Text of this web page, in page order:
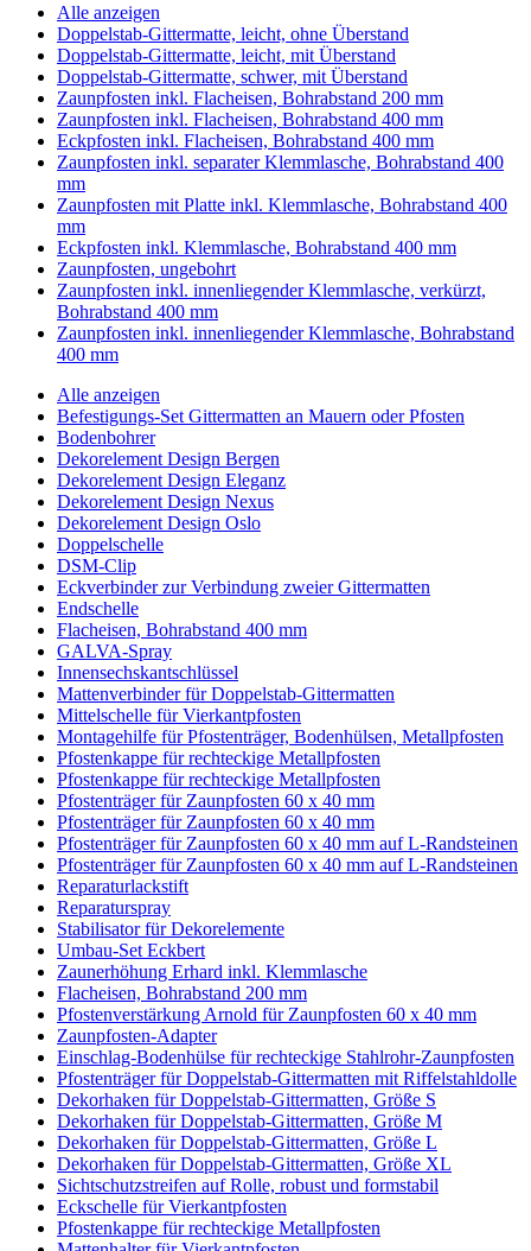
Alle anzeigen
Doppelstab-Gittermatte, leicht, ohne Überstand
Doppelstab-Gittermatte, leicht, mit Überstand
Doppelstab-Gittermatte, schwer, mit Überstand
Zaunpfosten inkl. Flacheisen, Bohrabstand 200 mm
Zaunpfosten inkl. Flacheisen, Bohrabstand 400 mm
Eckpfosten inkl. Flacheisen, Bohrabstand 400 mm
Zaunpfosten inkl. separater Klemmlasche, Bohrabstand 400
mm
Zaunpfosten mit Platte inkl. Klemmlasche, Bohrabstand 400
mm
Eckpfosten inkl. Klemmlasche, Bohrabstand 400 mm
Zaunpfosten, ungebohrt
Zaunpfosten inkl. innenliegender Klemmlasche, verkürzt,
Bohrabstand 400 mm
Zaunpfosten inkl. innenliegender Klemmlasche, Bohrabstand
400 mm
Alle anzeigen
Befestigungs-Set Gittermatten an Mauern oder Pfosten
Bodenbohrer
Dekorelement Design Bergen
Dekorelement Design Eleganz
Dekorelement Design Nexus
Dekorelement Design Oslo
Doppelschelle
DSM-Clip
Eckverbinder zur Verbindung zweier Gittermatten
Endschelle
Flacheisen, Bohrabstand 400 mm
GALVA-Spray
Innensechskantschlüssel
Mattenverbinder für Doppelstab-Gittermatten
Mittelschelle für Vierkantpfosten
Montagehilfe für Pfostenträger, Bodenhülsen, Metallpfosten
Pfostenkappe für rechteckige Metallpfosten
Pfostenkappe für rechteckige Metallpfosten
Pfostenträger für Zaunpfosten 60 x 40 mm
Pfostenträger für Zaunpfosten 60 x 40 mm
Pfostenträger für Zaunpfosten 60 x 40 mm auf L-Randsteinen
Pfostenträger für Zaunpfosten 60 x 40 mm auf L-Randsteinen
Reparaturlackstift
Reparaturspray
Stabilisator für Dekorelemente
Umbau-Set Eckbert
Zaunerhöhung Erhard inkl. Klemmlasche
Flacheisen, Bohrabstand 200 mm
Pfostenverstärkung Arnold für Zaunpfosten 60 x 40 mm
Zaunpfosten-Adapter
Einschlag-Bodenhülse für rechteckige Stahlrohr-Zaunpfosten
Pfostenträger für Doppelstab-Gittermatten mit Riffelstahldolle
Dekorhaken für Doppelstab-Gittermatten, Größe S
Dekorhaken für Doppelstab-Gittermatten, Größe M
Dekorhaken für Doppelstab-Gittermatten, Größe L
Dekorhaken für Doppelstab-Gittermatten, Größe XL
Sichtschutzstreifen auf Rolle, robust und formstabil
Eckschelle für Vierkantpfosten
Pfostenkappe für rechteckige Metallpfosten